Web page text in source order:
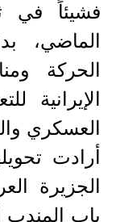
فشيئاً في
الماضي،
الحركة
الإيرانية
العسكري
أرادت
الجزيرة
باب